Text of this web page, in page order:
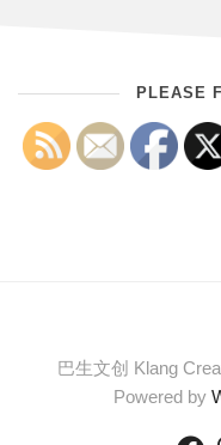
PLEASE
巴生文创 Klang
Powered by